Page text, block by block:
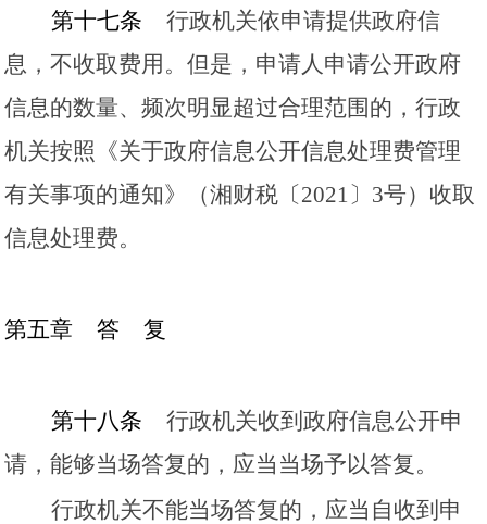
第十七条
行政机关依申请提供政府信
息，不收取费用。但是，申请人申请公开政府
信息的数量、频次明显超过合理范围的，行政
机关按照《关于政府信息公开信息处理费管理
有关事项的通知》（湘财税〔2021〕3号）收取
信息处理费。
第五章 答 复
第十八条
行政机关收到政府信息公开申
请，能够当场答复的，应当当场予以答复。
行政机关不能当场答复的，应当自收到申